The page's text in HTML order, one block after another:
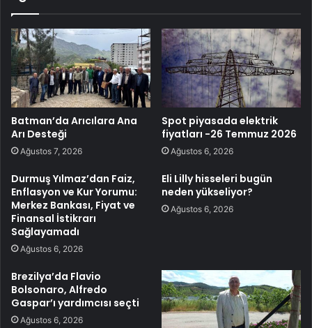
Batman’da Arıcılara Ana
Arı Desteği
Ağustos 7, 2026
Spot piyasada elektrik
fiyatları -26 Temmuz 2026
Ağustos 6, 2026
Durmuş Yılmaz’dan Faiz,
Enflasyon ve Kur Yorumu:
Merkez Bankası, Fiyat ve
Finansal İstikrarı
Sağlayamadı
Ağustos 6, 2026
Eli Lilly hisseleri bugün
neden yükseliyor?
Ağustos 6, 2026
Brezilya’da Flavio
Bolsonaro, Alfredo
Gaspar’ı yardımcısı seçti
Ağustos 6, 2026